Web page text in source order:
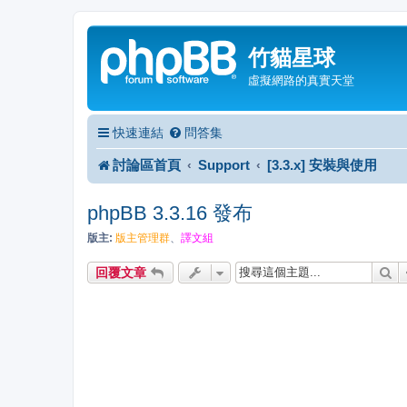
竹貓星球
虛擬網路的真實天堂
快速連結 問答集
討論區首頁 Support [3.3.x] 安裝與使用
phpBB 3.3.16 發布
版主: 版主管理群 譯文組
回覆文章